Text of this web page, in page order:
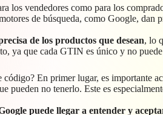
los vendedores como para los
de búsqueda, como Google,
de los productos que desean, lo
ya que cada GTIN es único y no
En primer lugar, es importante
pueden no tenerlo. Este es
puede llegar a entender y